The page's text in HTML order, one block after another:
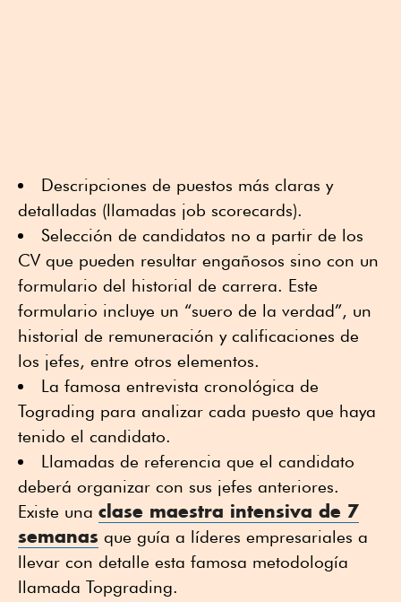
Descripciones de puestos más claras y
detalladas (llamadas job scorecards).
Selección de candidatos no a partir de los
CV que pueden resultar engañosos sino con un
formulario del historial de carrera. Este
formulario incluye un “suero de la verdad”, un
historial de remuneración y calificaciones de
los jefes, entre otros elementos.
La famosa entrevista cronológica de
Tograding para analizar cada puesto que haya
tenido el candidato.
Llamadas de referencia que el candidato
deberá organizar con sus jefes anteriores.
Existe una clase maestra intensiva de 7
semanas que guía a líderes empresariales a
llevar con detalle esta famosa metodología
llamada Topgrading.